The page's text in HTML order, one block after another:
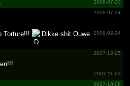
2008-07-30
2008-07-24
2008-02-24
Torture!!! Dikke shit Ouwe
2007-12-25
2007-11-03
2007-10-08